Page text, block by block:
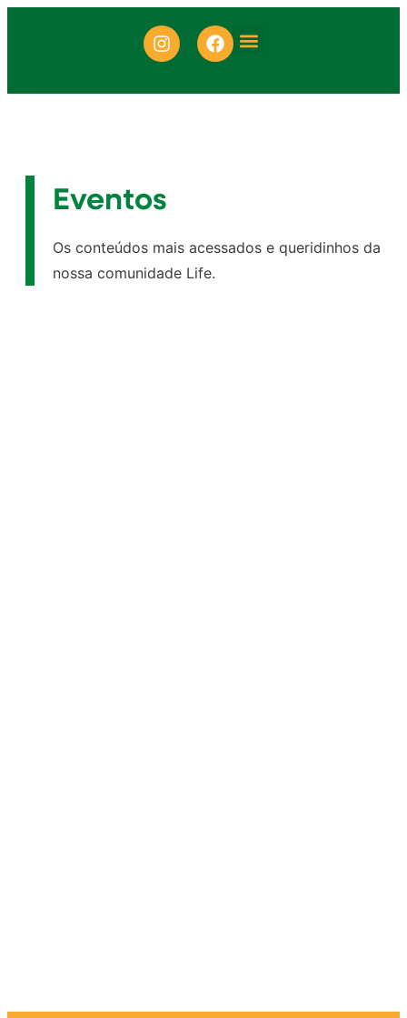
Eventos
Os conteúdos mais acessados e queridinhos da
nossa comunidade Life.